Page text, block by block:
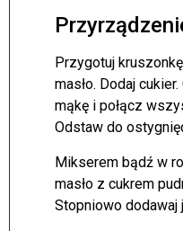
Przygotuj
masło. Dodaj
mąkę i połącz
Odstaw do
Mikserem bądź w
masło z cukrem
Stopniowo dodawaj